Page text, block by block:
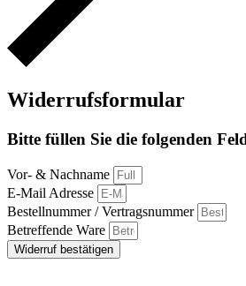
Widerrufsformular
Bitte füllen Sie die folgenden
Vor- & Nachname
E-Mail Adresse
Bestellnummer / Vertragsnummer
Betreffende Ware
Widerruf bestätigen